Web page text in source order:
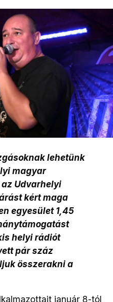
lehetünk
magyar
Udvarhelyi
kért maga
egyesület 1,45
helyi rádiót
pár száz
összerakni a
január 8-tól